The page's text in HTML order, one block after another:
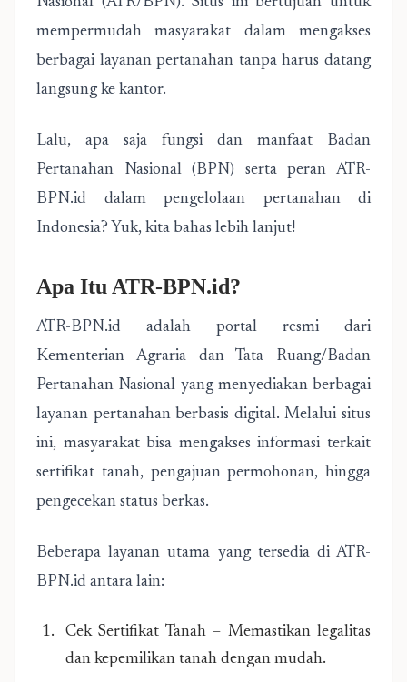
mempermudah masyarakat dalam mengakses
berbagai layanan pertanahan tanpa harus datang
langsung ke kantor.
Lalu, apa saja fungsi dan manfaat Badan
Pertanahan Nasional (BPN) serta peran ATR-
BPN.id dalam pengelolaan pertanahan di
Indonesia? Yuk, kita bahas lebih lanjut!
Apa Itu ATR-BPN.id?
ATR-BPN.id adalah portal resmi dari
Kementerian Agraria dan Tata Ruang/Badan
Pertanahan Nasional yang menyediakan berbagai
layanan pertanahan berbasis digital. Melalui situs
ini, masyarakat bisa mengakses informasi terkait
sertifikat tanah, pengajuan permohonan, hingga
pengecekan status berkas.
Beberapa layanan utama yang tersedia di ATR-
BPN.id antara lain:
Cek Sertifikat Tanah – Memastikan legalitas
dan kepemilikan tanah dengan mudah.